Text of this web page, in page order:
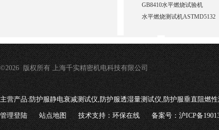
GB8410水平燃烧试验机
水平燃烧测试机ASTMD5132
©2026 版权所有 上海千实精密机电科技有限公司
主营产品:防护服静电衰减测试仪,防护服透湿量测试仪,防护服垂直阻燃
管理登陆 站点地图 技术支持：环保在线 备案号：沪ICP备